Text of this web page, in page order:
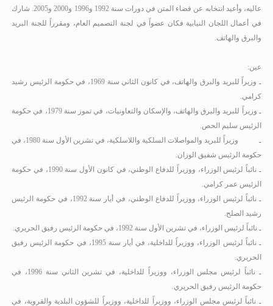
عاليه، وأعيد انتخابه عن قضاء المتن في دورات سنة 1992 و1996 و2000 و2005
. شارك
في أعمال اللجان النيابية فكان عضواً في لجنة التصميم العام، ومقرراً للجنة البريد
والبرق والهاتف.
عين:
ـ وزيراً للبريد والبرق والهاتف، في كانون الثاني سنة 1969، في حكومة الرئيس رشيد
كرامي.
ـ وزيراً للبريد والبرق والهاتف، والإسكان والتعاونيات، في تموز سنة 1979، في حكومة
الرئيس سليم الحص.
ـ
وزيراً للبريد والمواصلات السلكية واللاسلكية، في تشرين الأول سنة 1980، في
حكومة الرئيس شفيق الوزان.
ـ نائباً لرئيس الوزراء، ووزيراً للدفاع الوطني، في كانون الأول سنة 1990، في حكومة
الرئيس عمر كرامي.
ـ نائباً لرئيس الوزراء، ووزيراً للدفاع الوطني، في أيار سنة 1992، في حكومة الرئيس
رشيد الصلح.
ـ نائباً لرئيس الوزراء، في تشرين الأول سنة 1992، في حكومة الرئيس رفيق الحريري.
ـ نائباً لرئيس الوزراء، ووزيراً للداخلية، في أيار سنة 1995، في حكومة الرئيس رفيق
الحريري.
ـ نائباً لرئيس مجلس الوزراء، ووزيراً للداخلية، في تشرين الثاني سنة 1996، في
حكومة الرئيس رفيق الحريري.
ـ نائباً لرئيس مجلس الوزراء، ووزيراً للداخلية، ووزيراً للشؤون البلدية والقروية، في